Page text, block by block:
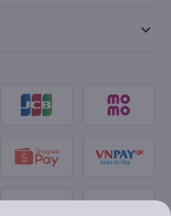
keyboard_arrow_down